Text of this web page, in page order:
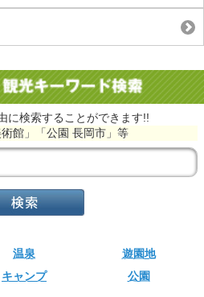
に検索することができます!!
館」「公園 長岡市」等
温泉
遊園地
キャンプ 公園